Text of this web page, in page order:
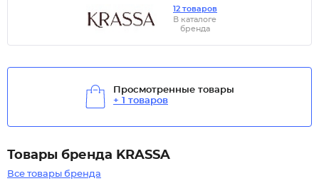
12 товаров
В каталоге
бренда
Просмотренные товары
+ 1 товаров
Товары бренда KRASSA
Все товары бренда